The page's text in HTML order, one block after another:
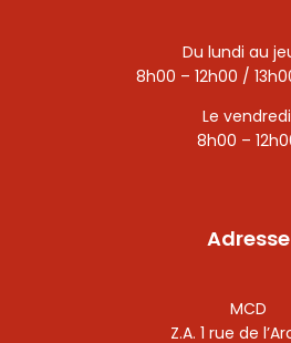
Du lundi au
8h00 – 12h00 /
Le
8h00 –
Adresse
MCD
Z.A. 1 rue de